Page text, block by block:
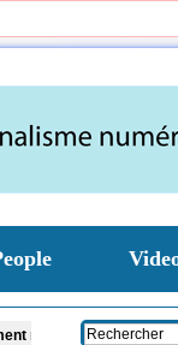
femmes arrêtées